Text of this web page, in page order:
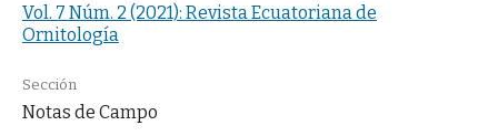
Vol. 7 Núm. 2 (2021): Revista Ecuatoriana de
Ornitología
Sección
Notas de Campo